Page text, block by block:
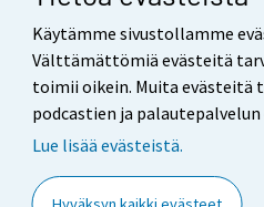
Käytämme sivustollamme
Välttämättömiä evästeitä
toimii oikein. Muita evästeitä
podcastien ja
Lue lisää evästeistä.
Palaute
Käyttöehdot
Saavutettavuus